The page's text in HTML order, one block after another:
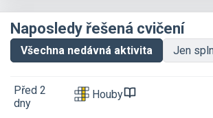
Naposledy řešená cvičení
Všechna nedávná aktivita Jen
Před 2
dny
Houby